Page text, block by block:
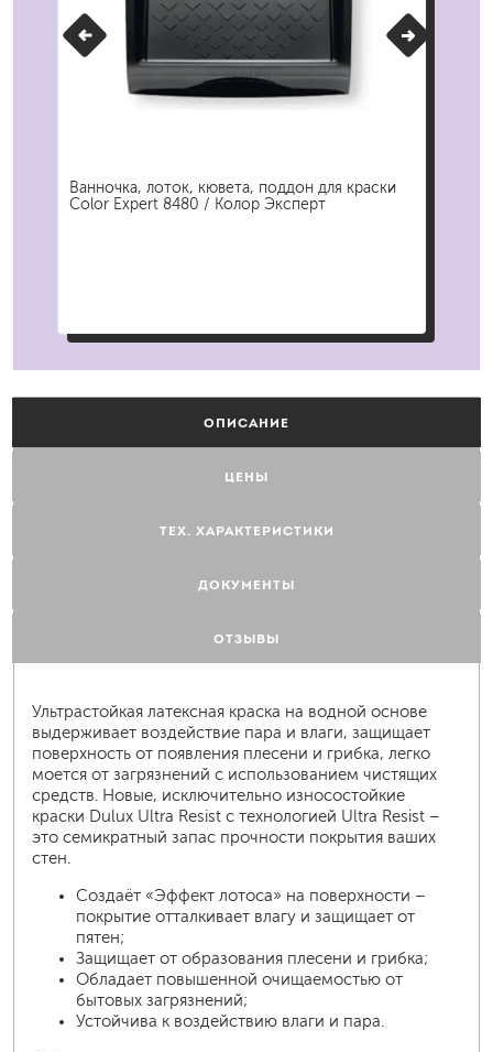
Ванночка, лоток, кювета, поддон для краски
Color Expert 8480 / Колор Эксперт
ОПИСАНИЕ
ЦЕНЫ
ТЕХ. ХАРАКТЕРИСТИКИ
ДОКУМЕНТЫ
ОТЗЫВЫ
Ультрастойкая латексная краска на водной основе
выдерживает воздействие пара и влаги, защищает
поверхность от появления плесени и грибка, легко
моется от загрязнений с использованием чистящих
средств. Новые, исключительно износостойкие
краски Dulux Ultra Resist с технологией Ultra Resist –
это семикратный запас прочности покрытия ваших
стен.
Создаёт «Эффект лотоса» на поверхности –
покрытие отталкивает влагу и защищает от
пятен;
Защищает от образования плесени и грибка;
Обладает повышенной очищаемостью от
бытовых загрязнений;
Устойчива к воздействию влаги и пара.